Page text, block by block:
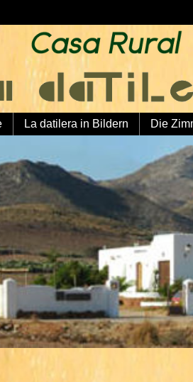
La datilera in Bildern Die